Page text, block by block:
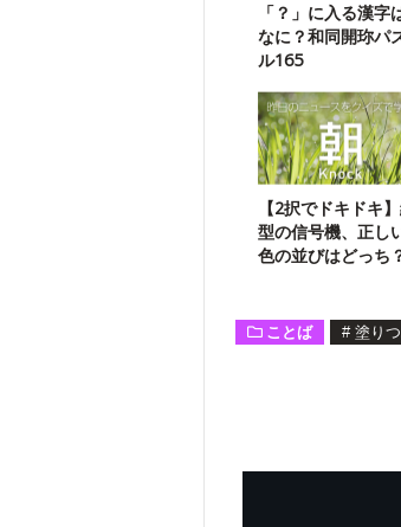
「？」に入る漢字
なに？和同開珎パ
ル165
【2択でドキドキ
型の信号機、正し
色の並びはどっち
ことば # 塗り